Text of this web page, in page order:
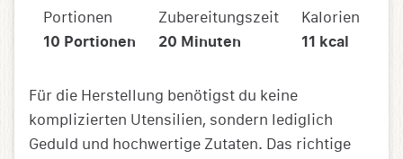
Portionen
10 Portionen
Zubereitungszeit
20 Minuten
Kalorien
11 kcal
Für die Herstellung benötigst du keine
komplizierten Utensilien, sondern lediglich
Geduld und hochwertige Zutaten. Das richtige